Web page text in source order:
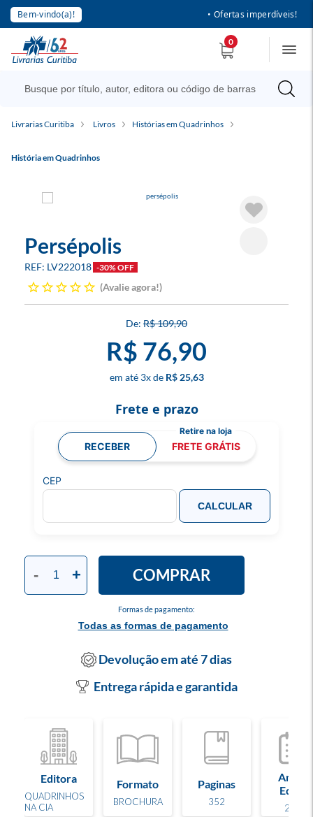
Bem-vindo(a)! • Ofertas imperdíveis!
0
Livrarias Curitiba Livros Histórias em Quadrinhos
História em Quadrinhos
Persépolis
LV222018 -30% OFF
Avalie agora!
R$ 109,90
R$ 76,90
3x R$ 25,63
Formas de pagamento:
Todas as formas de pagamento
- + COMPRAR
Frete e prazo
RECEBER FRETE GRÁTIS
CEP
CALCULAR
Devolução em até 7 dias
Entrega rápida e garantida
Editora
QUADRINHOS
NA CIA
Formato
BROCHURA
Paginas
352
Ano de
Edição
2007